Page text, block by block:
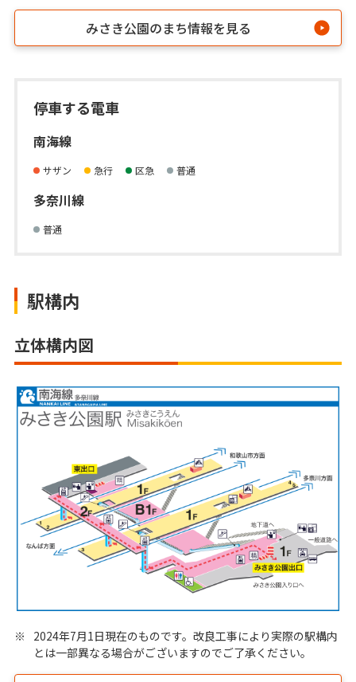
みさき公園のまち情報を見る
停車する電車
南海線
サザン 急行 区急 普通
多奈川線
普通
駅構内
立体構内図
※
2024年7月1日現在のものです。改良工事により実際の駅構内
とは一部異なる場合がございますのでご了承ください。